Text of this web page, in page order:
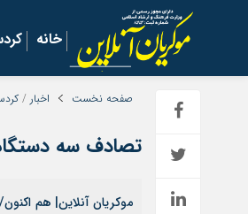
خانه
صفحه نخست اخبار /
تصادف سه